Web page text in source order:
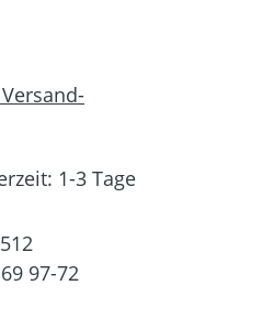
1-3 Tage
97-72